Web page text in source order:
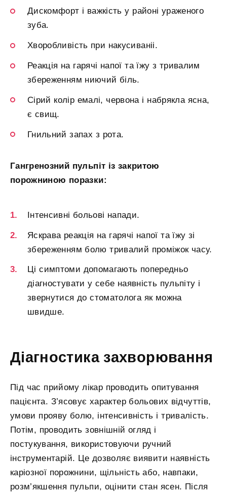
Дискомфорт і важкість у районі ураженого
зуба.
Хворобливість при накусиваніі.
Реакція на гарячі напої та їжу з тривалим
збереженням ниючий біль.
Сірий колір емалі, червона і набрякла ясна,
є свищ.
Гнильний запах з рота.
Гангренозний пульпіт із закритою
порожниною поразки:
Інтенсивні больові напади.
Яскрава реакція на гарячі напої та їжу зі
збереженням болю тривалий проміжок часу.
Ці симптоми допомагають попередньо
діагностувати у себе наявність пульпіту і
звернутися до стоматолога як можна
швидше.
Діагностика захворювання
Під час прийому лікар проводить опитування
пацієнта. З’ясовує характер больових відчуттів,
умови прояву болю, інтенсивність і тривалість.
Потім, проводить зовнішній огляд і
постукування, використовуючи ручний
інструментарій. Це дозволяє виявити наявність
каріозної порожнини, щільність або, навпаки,
розм’якшення пульпи, оцінити стан ясен. Після